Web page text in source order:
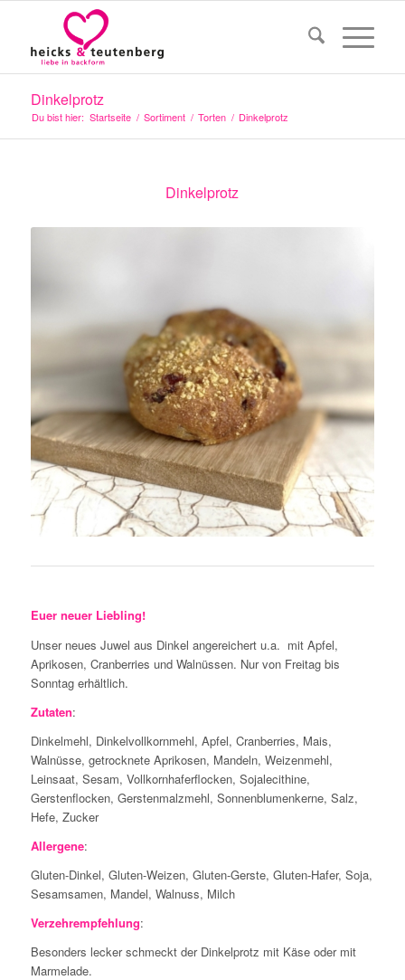
Dinkelprotz
Du bist hier: Startseite / Sortiment / Torten / Dinkelprotz
Dinkelprotz
Euer neuer Liebling!
Unser neues Juwel aus Dinkel angereichert u.a. mit Apfel,
Aprikosen, Cranberries und Walnüssen. Nur von Freitag bis
Sonntag erhältlich.
Zutaten:
Dinkelmehl, Dinkelvollkornmehl, Apfel, Cranberries, Mais,
Walnüsse, getrocknete Aprikosen, Mandeln, Weizenmehl,
Leinsaat, Sesam, Vollkornhaferflocken, Sojalecithine,
Gerstenflocken, Gerstenmalzmehl, Sonnenblumenkerne, Salz,
Hefe, Zucker
Allergene:
Gluten-Dinkel, Gluten-Weizen, Gluten-Gerste, Gluten-Hafer, Soja,
Sesamsamen, Mandel, Walnuss, Milch
Verzehrempfehlung:
Besonders lecker schmeckt der Dinkelprotz mit Käse oder mit
Marmelade.